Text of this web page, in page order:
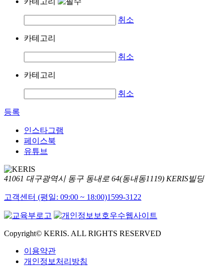
취소
카테고리
취소
카테고리
취소
등록
인스타그램
페이스북
유튜브
41061 대구광역시 동구 동내로 64(동내동1119) KERIS빌딩
고객센터 (평일: 09:00 ~ 18:00)1599-3122
Copyright© KERIS. ALL RIGHTS RESERVED
이용약관
개인정보처리방침